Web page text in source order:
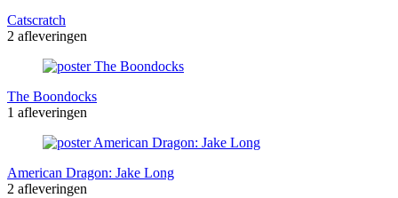
Catscratch
2 afleveringen
The Boondocks
1 afleveringen
American Dragon: Jake Long
2 afleveringen